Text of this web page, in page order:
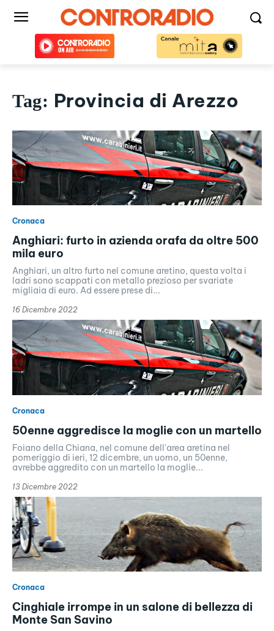
Tag: Provincia di Arezzo
Cronaca
Anghiari: furto in azienda orafa da oltre 500
mila euro
Anghiari, un altro furto nel comune aretino, questa volta i
ladri sono scappati con metallo prezioso per svariate
migliaia di euro. Ad essere prese di...
16 Dicembre 2022
Cronaca
50enne aggredisce la moglie con un martello
Foiano della Chiana, nel comune dell'area aretina nel
pomeriggio di ieri, 12 dicembre, un uomo, un 50enne,
avrebbe aggredito con un martello la moglie...
13 Dicembre 2022
Cronaca
Cinghiale irrompe in un salone di bellezza di
Monte San Savino